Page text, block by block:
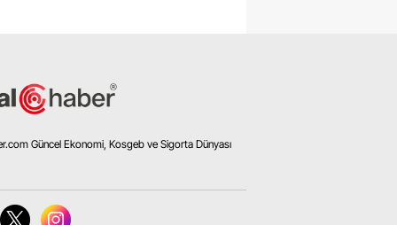
Güncel Ekonomi, Kosgeb ve Sigorta Dünyası